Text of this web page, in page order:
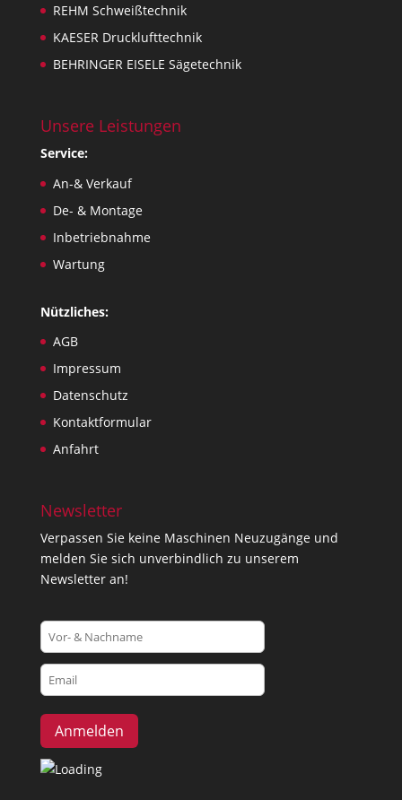
REHM Schweißtechnik
KAESER Drucklufttechnik
BEHRINGER EISELE Sägetechnik
Unsere Leistungen
Service:
An-& Verkauf
De- & Montage
Inbetriebnahme
Wartung
Nützliches:
AGB
Impressum
Datenschutz
Kontaktformular
Anfahrt
Newsletter
Verpassen Sie keine Maschinen Neuzugänge und
melden Sie sich unverbindlich zu unserem
Newsletter an!